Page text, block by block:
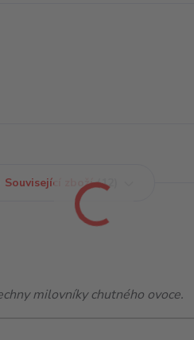
Související zboží 12
milovníky chutného ovoce.